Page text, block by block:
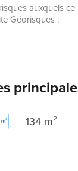
auxquels
Géorisques :
134 m²